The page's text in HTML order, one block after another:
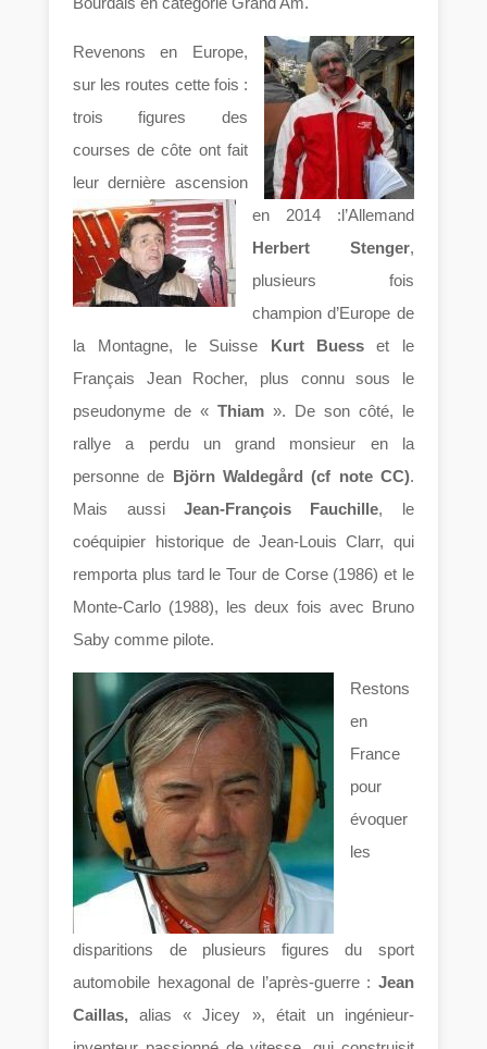
Revenons en Europe,
sur les routes cette fois :
trois figures des
courses de côte ont fait
leur dernière ascension
en 2014 :l’Allemand
Herbert Stenger,
plusieurs fois
champion d’Europe de
la Montagne, le Suisse Kurt Buess et le
Français Jean Rocher, plus connu sous le
pseudonyme de «Thiam ». De son côté, le
rallye a perdu un grand monsieur en la
personne de Björn Waldegård (cf note CC).
Mais aussi Jean-François Fauchille, le
coéquipier historique de Jean-Louis Clarr, qui
remporta plus tard le Tour de Corse (1986) et le
Monte-Carlo (1988), les deux fois avec Bruno
Saby comme pilote.
Restons
en
France
pour
évoquer
les
disparitions de plusieurs figures du sport
automobile hexagonal de l’après-guerre : Jean
Caillas, alias « Jicey », était un ingénieur-